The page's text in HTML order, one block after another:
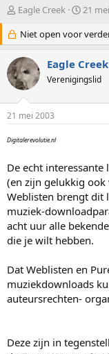
O
d
e
r
w
e
s
a
t
e
r
Eagle Creek
S
a
r
t
d
a
m
21
Niet open voor
Eagle Creek
Verenigingslid
21 mei 2003
Digitalerevolutie.nl
De echt
(en zijn gelukkig
Weblisten brengt dit
muziek-
acht uur alle
die je wilt hebben.
Dat Weblisten en
muziekdownloads
auteursrechten-
Deze zijn in